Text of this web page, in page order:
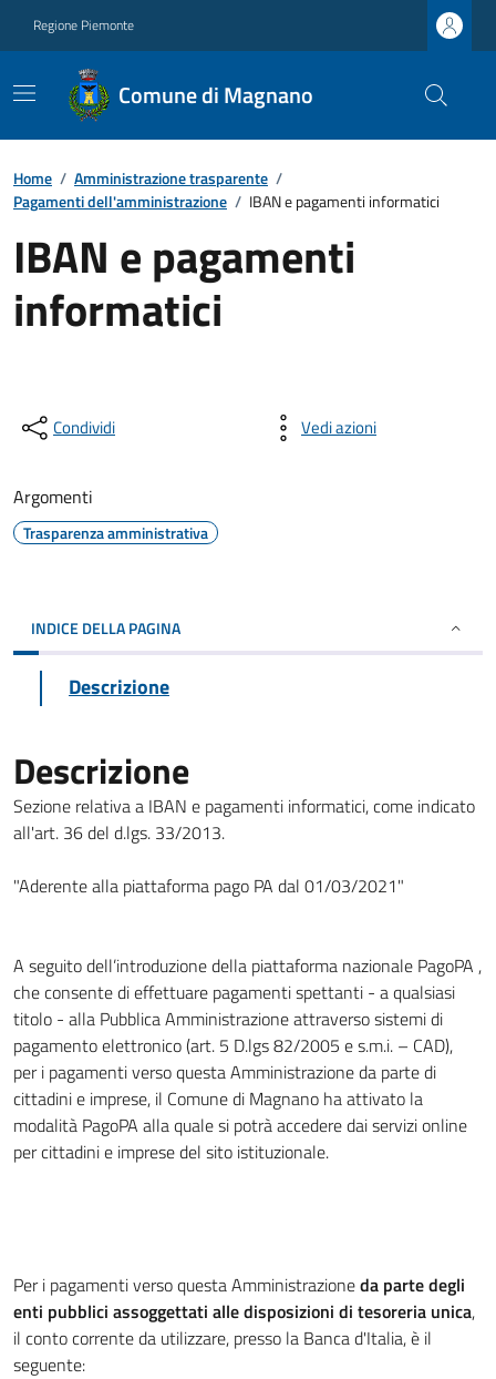
Regione Piemonte
Comune di Magnano
Home / Amministrazione trasparente /
Pagamenti dell'amministrazione / IBAN e pagamenti informatici
IBAN e pagamenti
informatici
Condividi Vedi azioni
Argomenti
Trasparenza amministrativa
INDICE DELLA PAGINA
Descrizione
Descrizione
Sezione relativa a IBAN e pagamenti informatici, come indicato
all'art. 36 del d.lgs. 33/2013.
"Aderente alla piattaforma pago PA dal 01/03/2021"
A seguito dell’introduzione della piattaforma nazionale PagoPA ,
che consente di effettuare pagamenti spettanti - a qualsiasi
titolo - alla Pubblica Amministrazione attraverso sistemi di
pagamento elettronico (art. 5 D.lgs 82/2005 e s.m.i. – CAD),
per i pagamenti verso questa Amministrazione da parte di
cittadini e imprese, il Comune di Magnano ha attivato la
modalità PagoPA alla quale si potrà accedere dai servizi online
per cittadini e imprese del sito istituzionale.
Per i pagamenti verso questa Amministrazioneda parte degli
enti pubblici assoggettati alle disposizioni di tesoreria unica,
il conto corrente da utilizzare, presso la Banca d'Italia, è il
seguente: